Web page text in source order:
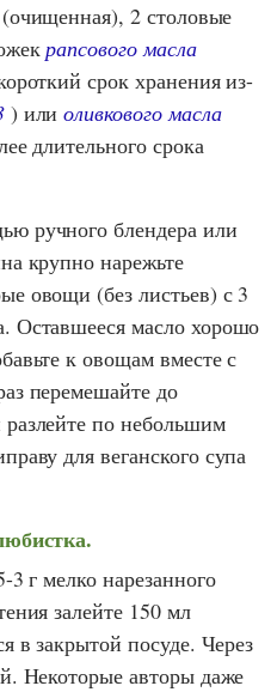
2 столовые
рапсового масла
срок хранения из-
) илиоливкового масла
длительного срока
ручного блендера или
крупно нарежьте
овощи (без листьев) с 3
Оставшееся масло хорошо
к овощам вместе с
перемешайте до
по небольшим
для веганского супа
3 г мелко нарезанного
залейте 150 мл
в закрытой посуде. Через
Некоторые авторы даже